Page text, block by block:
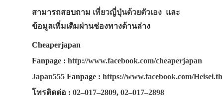
สามารถสอบถาม เที่ยวญี่ปุ่นด้วยตัวเอง และ
ข้อมูลเพิ่มเติมผ่านช่องทางด้านล่าง
Cheaperjapan
Fanpage : http://www.facebook.com/cheaperjapan
Japan555 Fanpage : https://www.facebook.com/Heisei.th
โทรติดต่อ : 02–017–2809, 02–017–2898